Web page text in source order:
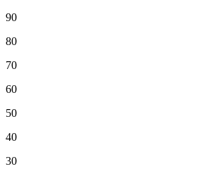
90
80
70
60
50
40
30